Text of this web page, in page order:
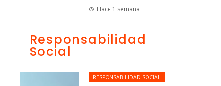
Hace 1 semana
Responsabilidad
Social
RESPONSABILIDAD SOCIAL